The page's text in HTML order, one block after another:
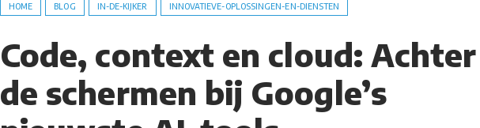
HOME BLOG IN-DE-KIJKER INNOVATIEVE-OPLOSSINGEN-EN-DIENSTEN
Code, context en cloud: Achter
de schermen bij Google’s